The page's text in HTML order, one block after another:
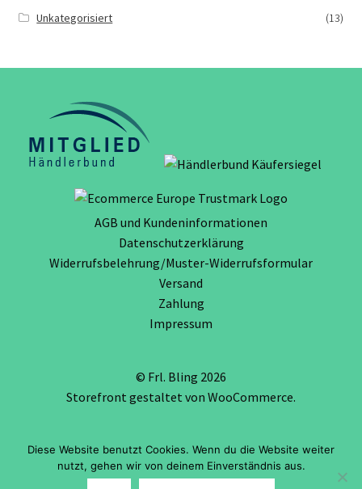
Unkategorisiert
(13)
AGB und Kundeninformationen
Datenschutzerklärung
Widerrufsbelehrung/Muster-Widerrufsformular
Versand
Zahlung
Impressum
© Frl. Bling 2026
Storefront gestaltet von WooCommerce.
Vertrag widerrufen
Diese Website benutzt Cookies. Wenn du die Website weiter
nutzt, gehen wir von deinem Einverständnis aus.